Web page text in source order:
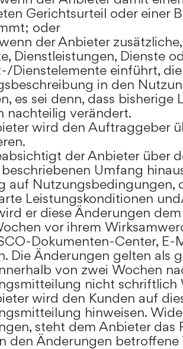
Gerichtsurteil oder einer
oder
der Anbieter
Dienstleistungen, Dienste
Dienstelemente einführt,
in den
es sei denn, dass bisherige
nachteilig verändert.
wird den Auftraggeber
der Anbieter über
Umfang
auf Nutzungsbedingungen,
Leistungskonditionen
er diese Änderungen
vor ihrem
Dokumenten-Center, E-
Die Änderungen gelten als
von zwei Wochen
nicht schriftlich
wird den Kunden auf
hinweisen.
steht dem Anbieter das
den Änderungen betroffene